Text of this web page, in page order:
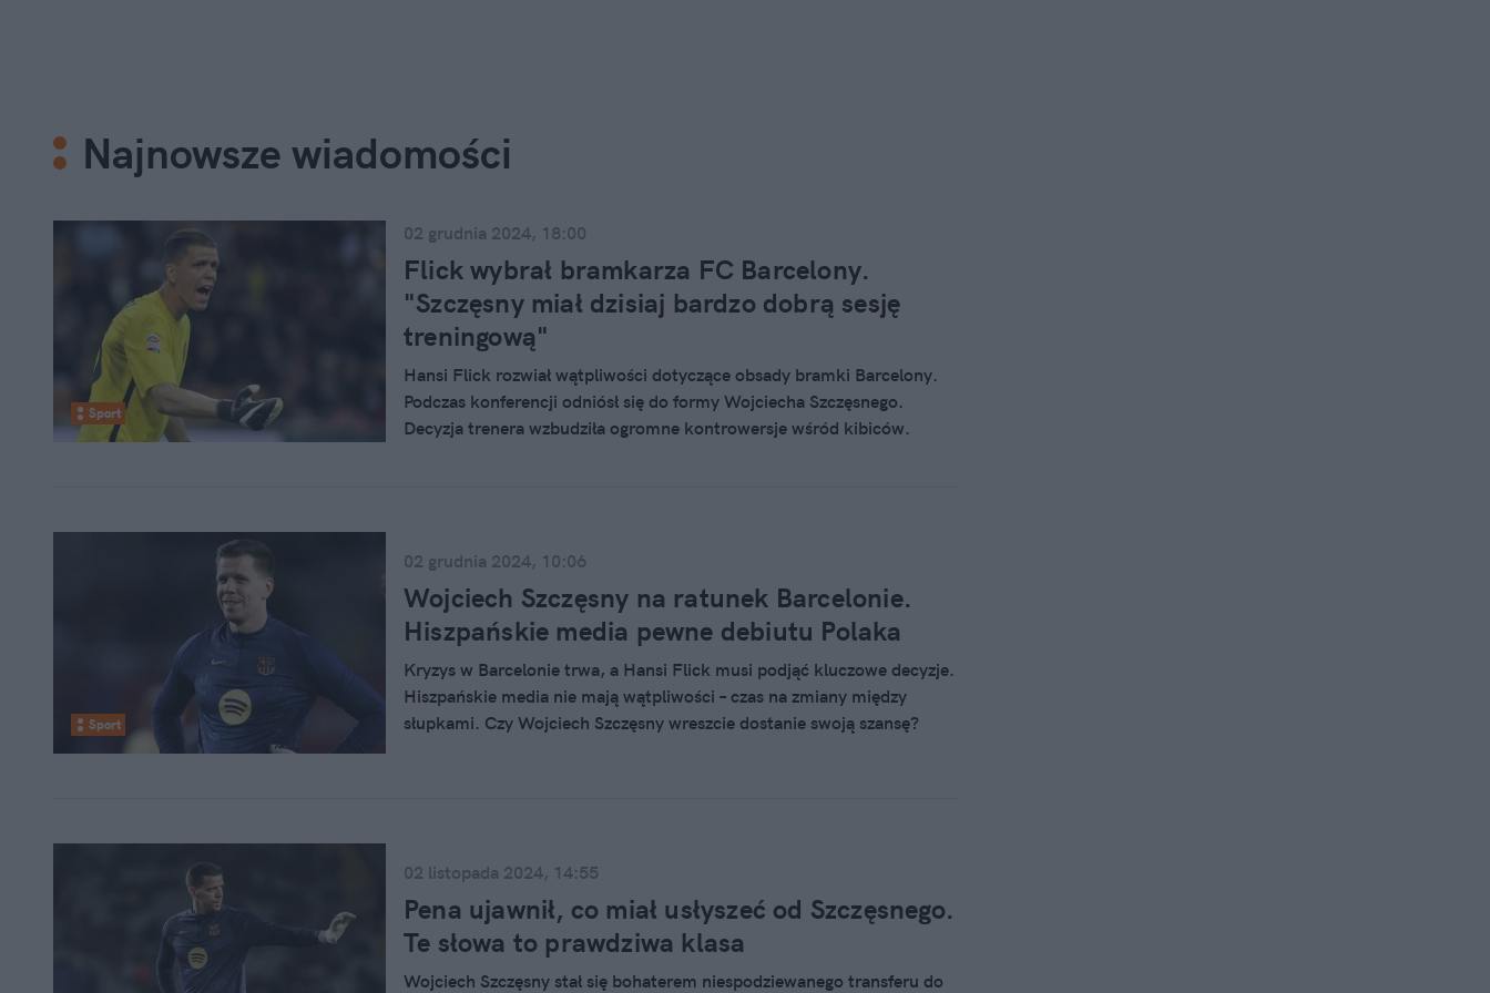
Najnowsze wiadomości
Sport
02 grudnia 2024, 18:00
Flick wybrał bramkarza FC Barcelony.
"Szczęsny miał dzisiaj bardzo dobrą sesję
treningową"
Hansi Flick rozwiał wątpliwości dotyczące obsady bramki Barcelony.
Podczas konferencji odniósł się do formy Wojciecha Szczęsnego.
Decyzja trenera wzbudziła ogromne kontrowersje wśród kibiców.
Sport
02 grudnia 2024, 10:06
Wojciech Szczęsny na ratunek Barcelonie.
Hiszpańskie media pewne debiutu Polaka
Kryzys w Barcelonie trwa, a Hansi Flick musi podjąć kluczowe decyzje.
Hiszpańskie media nie mają wątpliwości – czas na zmiany między
słupkami. Czy Wojciech Szczęsny wreszcie dostanie swoją szansę?
02 listopada 2024, 14:55
Pena ujawnił, co miał usłyszeć od Szczęsnego.
Te słowa to prawdziwa klasa
Wojciech Szczęsny stał się bohaterem niespodziewanego transferu do